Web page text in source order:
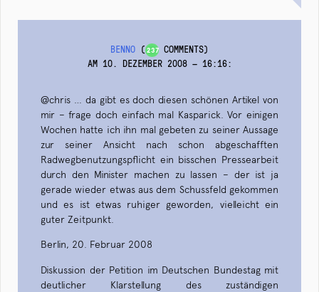
BENNO (237 COMMENTS)
AM 10. DEZEMBER 2008 — 16:16:
@chris … da gibt es doch diesen schönen Artikel von
mir – frage doch einfach mal Kasparick. Vor einigen
Wochen hatte ich ihn mal gebeten zu seiner Aussage
zur seiner Ansicht nach schon abgeschafften
Radwegbenutzungspflicht ein bisschen Pressearbeit
durch den Minister machen zu lassen – der ist ja
gerade wieder etwas aus dem Schussfeld gekommen
und es ist etwas ruhiger geworden, vielleicht ein
guter Zeitpunkt.
Berlin, 20. Februar 2008
Diskussion der Petition im Deutschen Bundestag mit
deutlicher Klarstellung des zuständigen